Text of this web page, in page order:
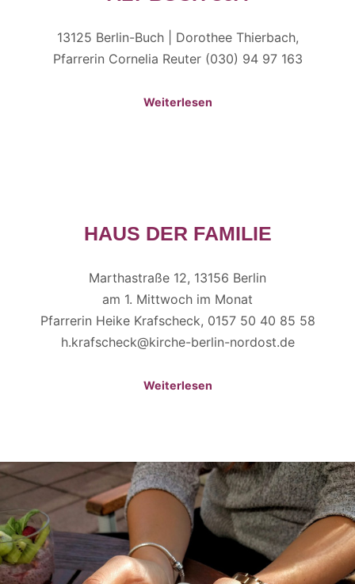
13125 Berlin-Buch | Dorothee Thierbach,
Pfarrerin Cornelia Reuter (030) 94 97 163
Weiterlesen
HAUS DER FAMILIE
Marthastraße 12, 13156 Berlin
am 1. Mittwoch im Monat
Pfarrerin Heike Krafscheck, 0157 50 40 85 58
h.krafscheck@kirche-berlin-nordost.de
Weiterlesen